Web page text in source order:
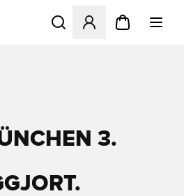
Åbner en Modal til at
3.